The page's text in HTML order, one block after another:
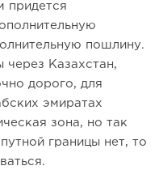
придется
пошлину.
через Казахстан,
дорого, для
эмиратах
зона, но так
границы нет, то